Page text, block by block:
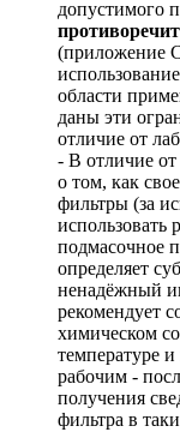
допустимого
противоречит
(приложение
области
даны эти
отличие от
- В отличие
о том, как
фильтры (за
использовать
подмасочное
определяет
ненадёжный
рекомендует
химическом
температуре
рабочим -
получения
фильтра в